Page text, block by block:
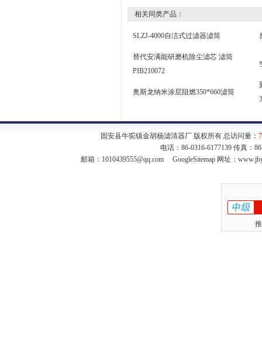
相关同类产品：
SLZJ-4000自洁式过滤器滤筒
替代安满能研磨机除尘滤芯 滤筒
PIB210072
奥斯龙纳米涂层阻燃350*660滤筒
固安县牛驼镇金胡杨滤清器厂 版权所有 总访问量：
电话：86-0316-6177139 传真：
邮箱： 1010439555@qq.com GoogleSitemap网址：